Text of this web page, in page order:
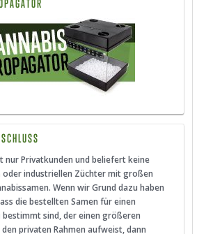
nur Privatkunden und beliefert keine
industriellen Züchter mit großen
Wenn wir Grund dazu haben
die bestellten Samen für einen
bestimmt sind, der einen größeren
privaten Rahmen aufweist, dann